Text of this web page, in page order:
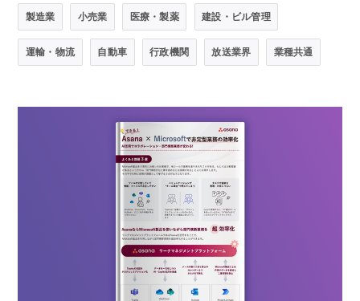
製造業 小売業 医療・製薬 建設・ビル管理
運輸・物流 自動車 行政機関 放送業界 業種共通